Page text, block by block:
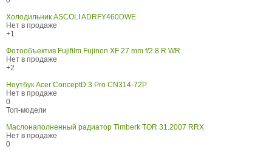
Холодильник ASCOLI ADRFY460DWE
Нет в продаже
+1
Фотообъектив Fujifilm Fujinon XF 27 mm f/2.8 R WR
Нет в продаже
+2
Ноутбук Acer ConceptD 3 Pro CN314-72P
Нет в продаже
0
Топ-модели
Маслонаполненный радиатор Timberk TOR 31.2007 RRX
Нет в продаже
0